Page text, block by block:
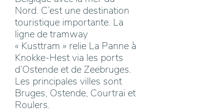
Nord. C’est une destination
touristique importante. La
ligne de tramway
« Kusttram » relie La Panne à
Knokke-Hest via les ports
d’Ostende et de Zeebruges.
Les principales villes sont
Bruges, Ostende, Courtrai et
Roulers.